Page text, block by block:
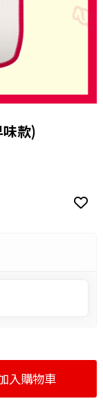
味款)
入購物車